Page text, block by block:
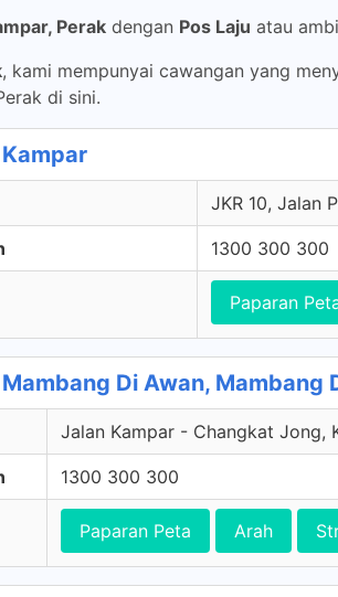
Perak dengan Pos Laju atau
, kami mempunyai cawangan yang
di sini.
JKR 10, Jalan
1300 300 300
Paparan
Di Awan, Mambang
Jalan Kampar - Changkat Jong,
1300 300 300
Paparan Peta Arah